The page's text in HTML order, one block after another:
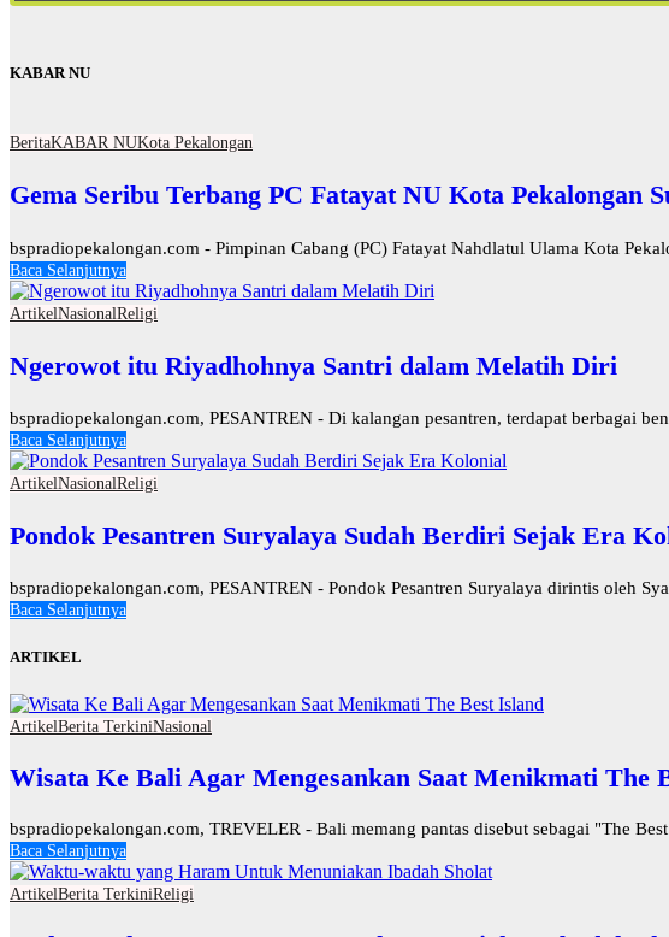
KABAR NU
BeritaKABAR NUKota Pekalongan
Gema Seribu Terbang PC Fatayat NU Kota Pekalongan
bspradiopekalongan.com - Pimpinan Cabang (PC) Fatayat Nahdlatul Ulama Kota
Baca Selanjutnya
ArtikelNasionalReligi
Ngerowot itu Riyadhohnya Santri dalam Melatih Diri
bspradiopekalongan.com, PESANTREN - Di kalangan pesantren, terdapat berbagai
Baca Selanjutnya
ArtikelNasionalReligi
Pondok Pesantren Suryalaya Sudah Berdiri Sejak Era
bspradiopekalongan.com, PESANTREN - Pondok Pesantren Suryalaya dirintis oleh
Baca Selanjutnya
ARTIKEL
ArtikelBerita TerkiniNasional
Wisata Ke Bali Agar Mengesankan Saat Menikmati The
bspradiopekalongan.com, TREVELER - Bali memang pantas disebut sebagai "The
Baca Selanjutnya
ArtikelBerita TerkiniReligi